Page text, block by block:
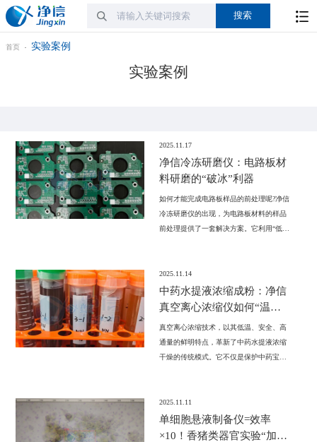
首页 实验案例
实验案例
2025.11.17
净信冷冻研磨仪：电路板材
料研磨的“破冰”利器
如何才能完成电路板样品的前处理呢?净信
冷冻研磨仪的出现，为电路板材料的样品
前处理提供了一套解决方案。它利用“低温
2025.11.14
中药水提液浓缩成粉：净信
真空离心浓缩仪如何“温
柔”锁真效？
真空离心浓缩技术，以其低温、安全、高
通量的鲜明特点，革新了中药水提液浓缩
干燥的传统模式。它不仅是保护中药宝贵
空离心浓缩仪，意味着您选择了更可靠的
数据、更真实的药效反映，为解锁中药的
深层奥秘提供了坚实的技术保障。
2025.11.11
单细胞悬液制备仪=效率
×10！香猪类器官实验“加速